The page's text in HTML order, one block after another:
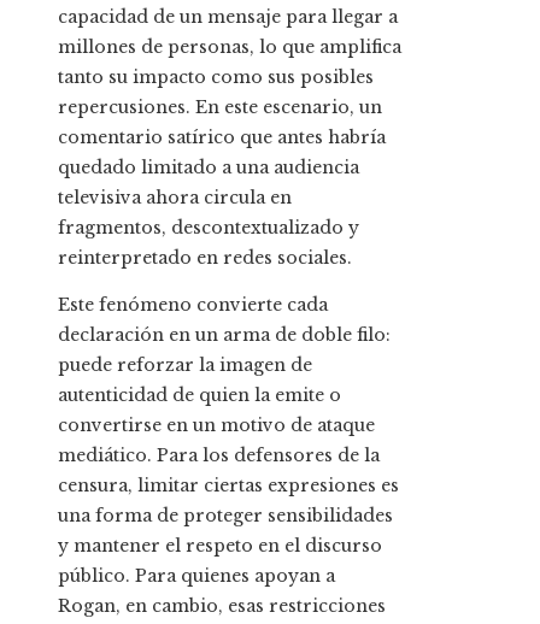
capacidad de un mensaje para llegar a
millones de personas, lo que amplifica
tanto su impacto como sus posibles
repercusiones. En este escenario, un
comentario satírico que antes habría
quedado limitado a una audiencia
televisiva ahora circula en
fragmentos, descontextualizado y
reinterpretado en redes sociales.
Este fenómeno convierte cada
declaración en un arma de doble filo:
puede reforzar la imagen de
autenticidad de quien la emite o
convertirse en un motivo de ataque
mediático. Para los defensores de la
censura, limitar ciertas expresiones es
una forma de proteger sensibilidades
y mantener el respeto en el discurso
público. Para quienes apoyan a
Rogan, en cambio, esas restricciones